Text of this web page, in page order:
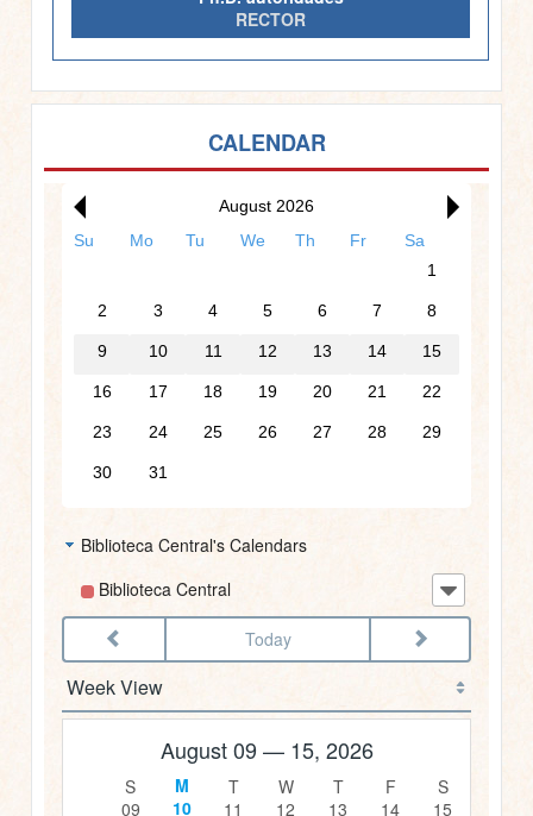
RECTOR
CALENDAR
August 2026
Su
Mo Tu We Th Fr
Sa
1
2 3 4 5 6 7 8
9 10 11 12 13 14 15
16 17 18 19 20 21 22
23 24 25 26 27 28 29
30 31
Biblioteca Central's Calendars
Biblioteca Central
Today
August 09 — 15, 2026
09 10 11 12 13 14 15
2am
5am
7am
8am